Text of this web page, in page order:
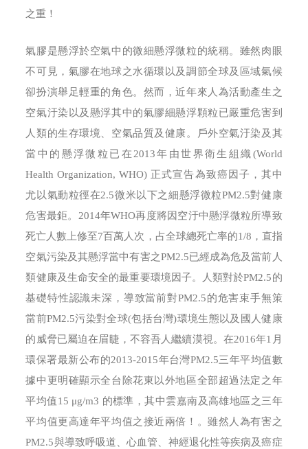
之重！
氣膠是懸浮於空氣中的微細懸浮微粒的統稱。雖然肉眼
不可見，氣膠在地球之水循環以及調節全球及區域氣候
卻扮演舉足輕重的角色。然而，近年來人為活動產生之
空氣汙染以及懸浮其中的氣膠細懸浮顆粒已嚴重危害到
人類的生存環境、空氣品質及健康。戶外空氣汙染及其
當中的懸浮微粒已在2013年由世界衛生組織(World
Health Organization, WHO) 正式宣告為致癌因子，其中
尤以氣動粒徑在2.5微米以下之細懸浮微粒PM2.5對健康
危害最鉅。2014年WHO再度將因空汙中懸浮微粒所導致
死亡人數上修至7百萬人次，占全球總死亡率的1/8，直指
空氣污染及其懸浮當中有害之PM2.5已經成為危及當前人
類健康及生命安全的最重要環境因子。人類對於PM2.5的
基礎特性認識未深，導致當前對PM2.5的危害束手無策
當前PM2.5污染對全球(包括台灣)環境生態以及國人健康
的威脅已屬迫在眉睫，不容吾人繼續漠視。在2016年1月
環保署最新公布的2013-2015年台灣PM2.5三年平均值數
據中更明確顯示全台除花東以外地區全部超過法定之年
平均值15 μg/m3 的標準，其中雲嘉南及高雄地區之三年
平均值更高達年平均值之接近兩倍！。雖然人為有害之
PM2.5與導致呼吸道、心血管、神經退化性等疾病及癌症